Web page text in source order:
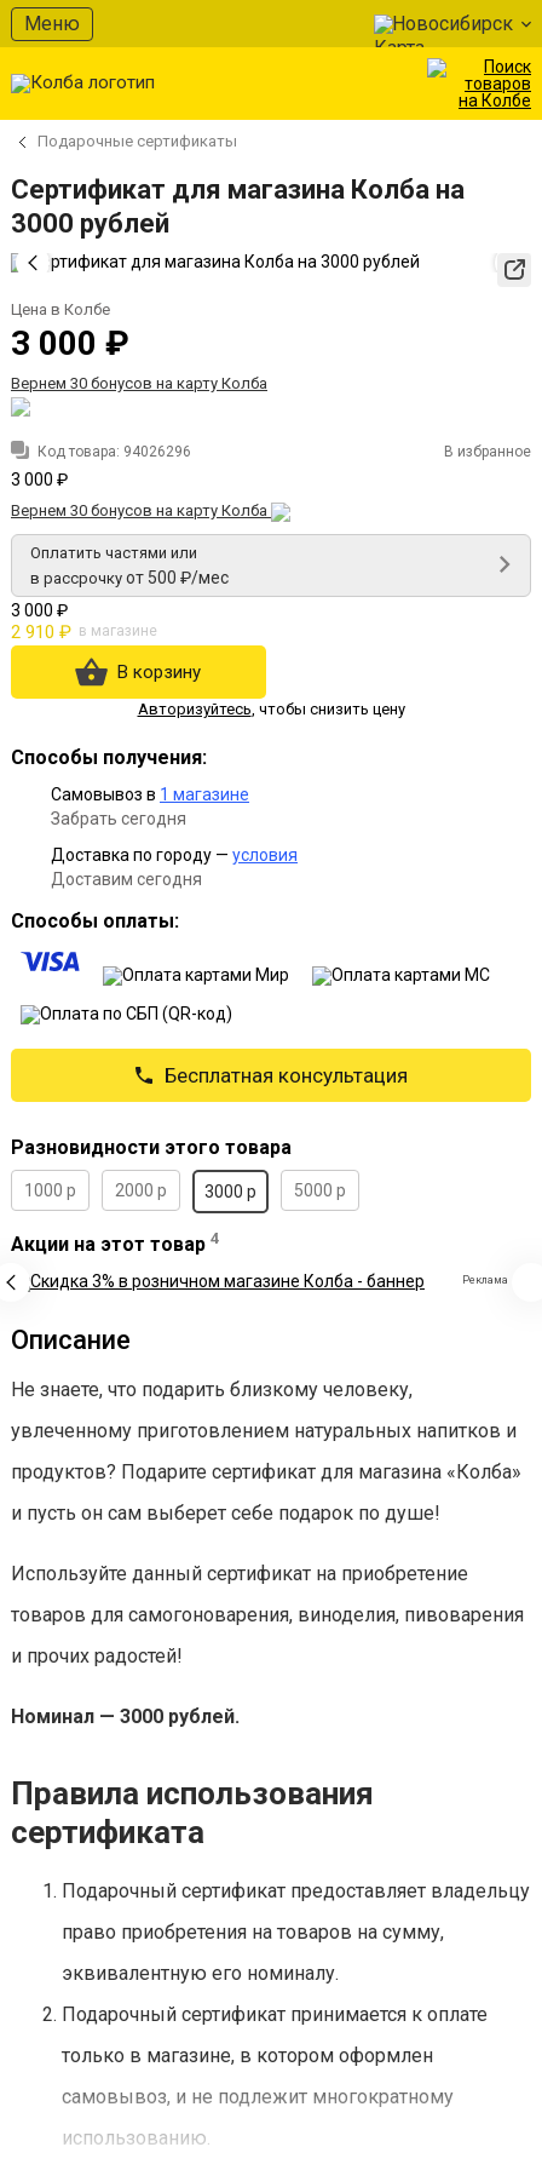
Меню Новосибирск
Подарочные сертификаты
Сертификат для магазина Колба на
3000 рублей
Цена в Колбе
3 000 ₽
Вернем 30 бонусов на карту Колба
Код товара: 94026296 В избранное
3 000 ₽
Вернем 30 бонусов на карту Колба
Оплатить частями или
в рассрочку от 500 ₽/мес
3 000 ₽
2 910 ₽ в магазине
В корзину
Авторизуйтесь, чтобы снизить цену
Способы получения:
Самовывоз в 1 магазине
Забрать сегодня
Доставка по городу — условия
Доставим сегодня
Способы оплаты:
Бесплатная консультация
Разновидности этого товара
1000 р 2000 р 3000 р 5000 р
Акции на этот товар 4
Реклама
Описание
Не знаете, что подарить близкому человеку,
увлеченному приготовлением натуральных напитков и
продуктов? Подарите сертификат для магазина «Колба»
и пусть он сам выберет себе подарок по душе!
Используйте данный сертификат на приобретение
товаров для самогоноварения, виноделия, пивоварения
и прочих радостей!
Номинал — 3000 рублей.
Правила использования
сертификата
Подарочный сертификат предоставляет владельцу
право приобретения на товаров на сумму,
эквивалентную его номиналу.
Подарочный сертификат принимается к оплате
только в магазине, в котором оформлен
самовывоз, и не подлежит многократному
использованию.